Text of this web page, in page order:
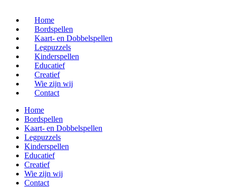
Home
Bordspellen
Kaart- en Dobbelspellen
Legpuzzels
Kinderspellen
Educatief
Creatief
Wie zijn wij
Contact
Home
Bordspellen
Kaart- en Dobbelspellen
Legpuzzels
Kinderspellen
Educatief
Creatief
Wie zijn wij
Contact